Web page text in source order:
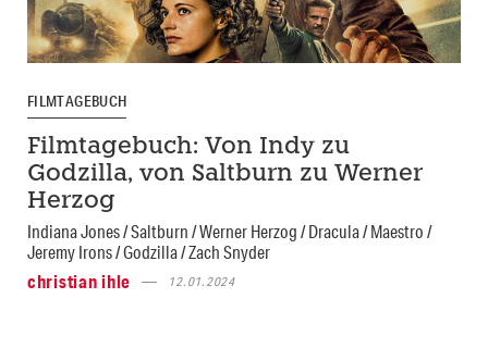
FILMTAGEBUCH
Filmtagebuch: Von Indy zu
Godzilla, von Saltburn zu Werner
Herzog
Indiana Jones / Saltburn / Werner Herzog / Dracula / Maestro /
Jeremy Irons / Godzilla / Zach Snyder
christian ihle
12.01.2024